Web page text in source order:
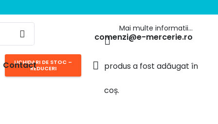
Mai multe informatii…
comenzi@e-mercerie.ro
Contact
LICHIDARI DE STOC –
REDUCERI
produs a fost adăugat în
coș.